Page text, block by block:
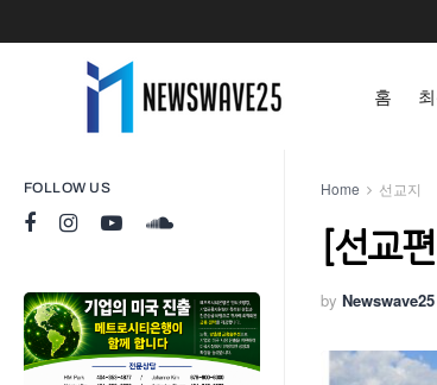
FOLLOW US
홈
Home 선교지
[선교
by Newswave25